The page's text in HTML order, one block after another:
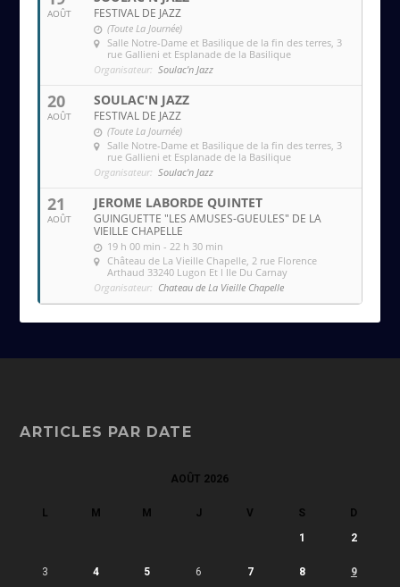
AOÛT FESTIVAL DE JAZZ
(Toute La Journée)
Salle Notre-Dame et Basilique de la fin des terres , 3
rue Gallieni et Esplanade de la Basilique
Organisateur: Soulac'n Jazz
20
AOÛT
SOULAC'N JAZZ
FESTIVAL DE JAZZ
(Toute La Journée)
Salle Notre-Dame et Basilique de la fin des terres , 3
rue Gallieni et Esplanade de la Basilique
Organisateur: Soulac'n Jazz
21
AOÛT
JEROME LABORDE QUINTET
GUINGUETTE "LES AMUSES-GUEULES" DE LA
VIEILLE CHAPELLE
19 h 00 min - 22 h 30 min
Château de La Vieille Chapelle , 2 rue Florence
Arthaud 33240 Lugon Et l Ile Du Carnay
Organisateur: Chateau de La Vieille Chapelle
ARTICLES PAR DATE
AOÛT 2026
L M M J V S D
1 2
3 4 5 6 7 8 9